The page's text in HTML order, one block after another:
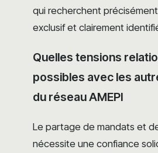
qui recherchent
exclusif et clairement
Quelles tensions
possibles avec les
du réseau AMEPI
Le partage de mandats et
nécessite une confiance